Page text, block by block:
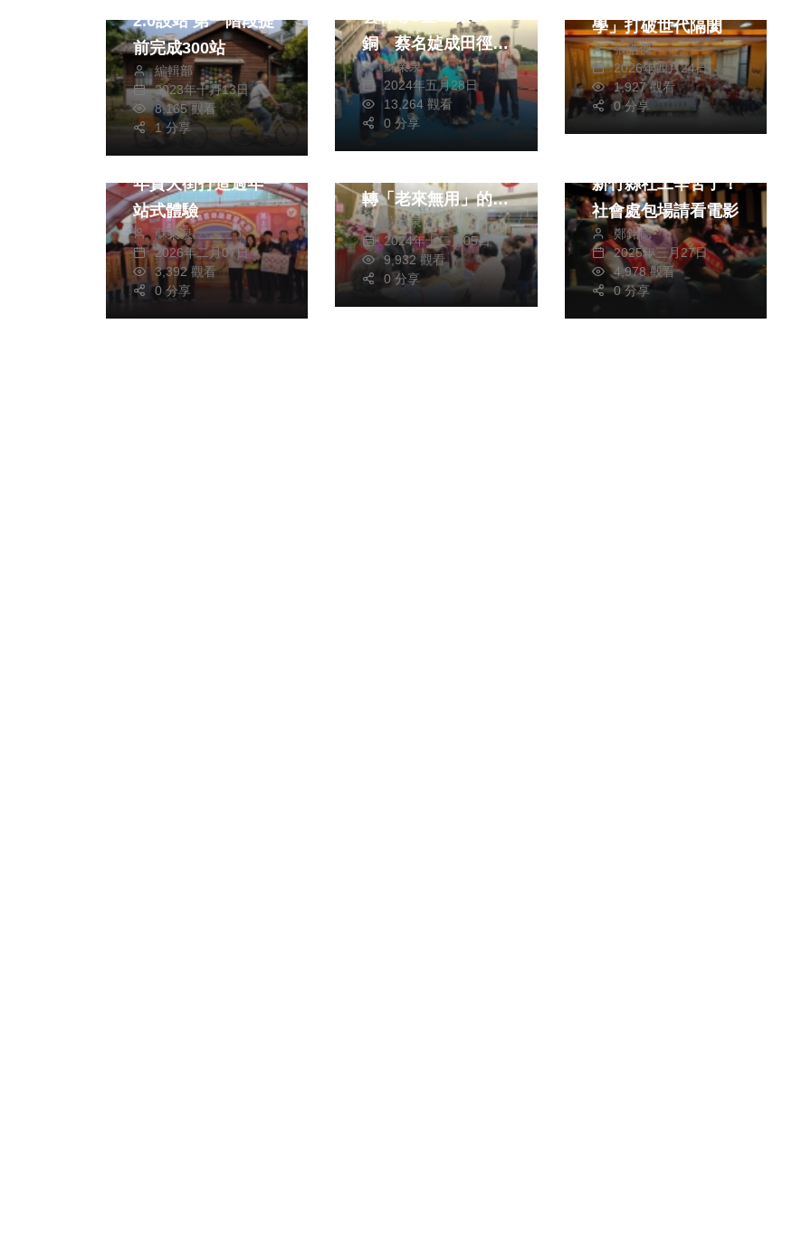
2.0設站 第一階段提
前完成300站
編輯部
2023年十月13日
8,165 觀看
1 分享
雲林奪6金12銀10
銅 蔡名媫成田徑三
金王蘇榮泉
2024年五月28日
13,264 觀看
0 分享
學」打破世代隔閡
張皓傑
2026年四月24日
1,927 觀看
0 分享
生活 財經及消費
旅遊 綜合
優惠互動齊發 雲林
年貨大街打造過年一
站式體驗
蘇榮泉
2026年二月07日
3,392 觀看
0 分享
生活 健康及醫療
綜合
轉「老來無用」的刻
板印象
蘇榮泉
2024年十二月05日
9,932 觀看
0 分享
新竹縣社工辛苦了！
社會處包場請看電影
鄭銘德
2025年三月27日
4,978 觀看
0 分享